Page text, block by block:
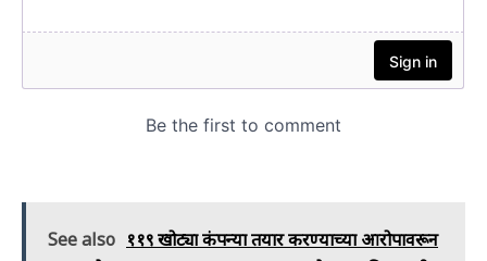
See also ११९ खोट्या कंपन्या तयार करण्याच्या आरोपावरून